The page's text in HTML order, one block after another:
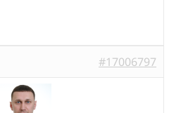
#17006797